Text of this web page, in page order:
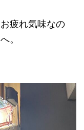
疲れ気味なの
。